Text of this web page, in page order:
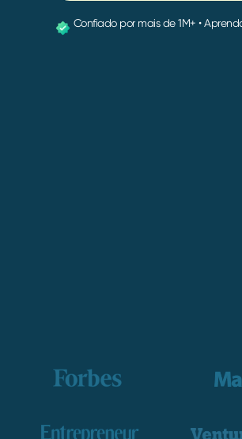
Confiado por mais de 1M+ •